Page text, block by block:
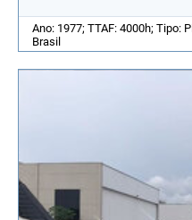
Ano: 1977; TTAF: 4000h; Tipo:
Brasil